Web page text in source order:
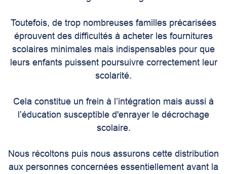
Toutefois, de trop nombreuses familles précarisées
éprouvent des difficultés à acheter les fournitures
scolaires minimales mais indispensables pour que
leurs enfants puissent poursuivre correctement leur
scolarité.
Cela constitue un frein à l’intégration mais aussi à
l’éducation susceptible d'enrayer le décrochage
scolaire.
Nous récoltons puis nous assurons cette distribution
aux personnes concernées essentiellement avant la